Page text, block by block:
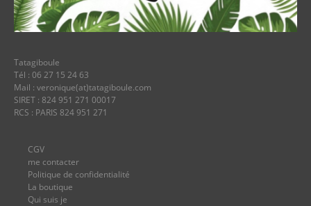
Tatagiboule
Tél : 06 27 15 24 63
Mail : veronique(at)tatagiboule.com
SIRET : 824 951 271 00017
RCS : PARIS 824 951 271
CGV
me contacter
Politique de confidentialité
La boutique
Qui suis je